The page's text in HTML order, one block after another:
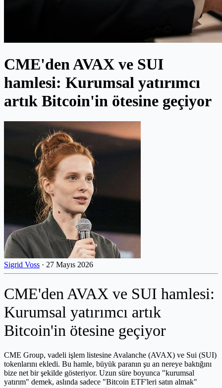
CME'den AVAX ve SUI
hamlesi: Kurumsal yatırımcı
artık Bitcoin'in ötesine geçiyor
Sigrid Voss · 27 Mayıs 2026
CME'den AVAX ve SUI hamlesi:
Kurumsal yatırımcı artık
Bitcoin'in ötesine geçiyor
CME Group, vadeli işlem listesine Avalanche (AVAX) ve Sui (SUI)
tokenlarını ekledi. Bu hamle, büyük paranın şu an nereye baktığını
bize net bir şekilde gösteriyor. Uzun süre boyunca "kurumsal
yatırım" demek, aslında sadece "Bitcoin ETF'leri satın almak"